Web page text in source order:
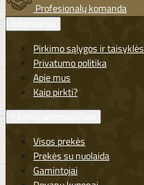
Profesionalų komanda
Pirkimo sąlygos ir taisyklės
Privatumo politika
Apie mus
Kaip pirkti?
Visos prekės
Prekės su nuolaida
Gamintojai